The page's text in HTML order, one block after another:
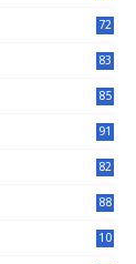
72
83
85
91
82
88
10